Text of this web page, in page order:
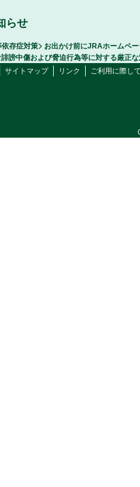
らせ
存症対策
お出かけ前にJRAホームペ
謗中傷および脅迫行為等に対する厳正
サイトマップ リンク ご利用に際し